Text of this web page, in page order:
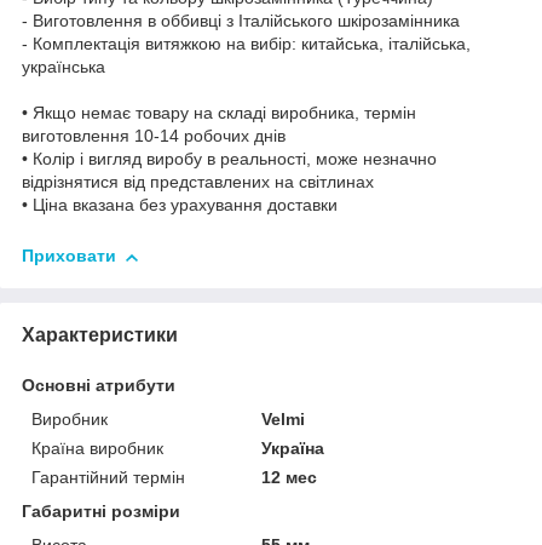
- Виготовлення в оббивці з Італійського шкірозамінника
- Комплектація витяжкою на вибір: китайська, італійська,
українська
• Якщо немає товару на складі виробника, термін
виготовлення 10-14 робочих днів
• Колір і вигляд виробу в реальності, може незначно
відрізнятися від представлених на світлинах
• Ціна вказана без урахування доставки
Приховати
Характеристики
Основні атрибути
Виробник
Velmi
Країна виробник
Україна
Гарантійний термін
12 мес
Габаритні розміри